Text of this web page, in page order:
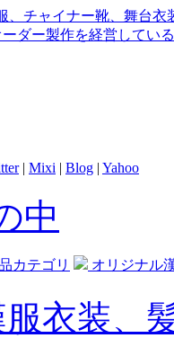
| Mixi | Blog | Yahoo
中
カテゴリ
オリジナル
衣装、